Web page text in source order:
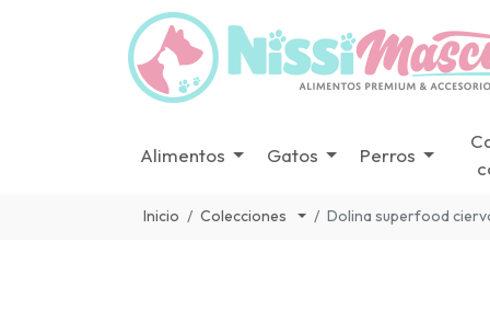
Alimentos Gatos Perros
Inicio Colecciones Dolina superfood